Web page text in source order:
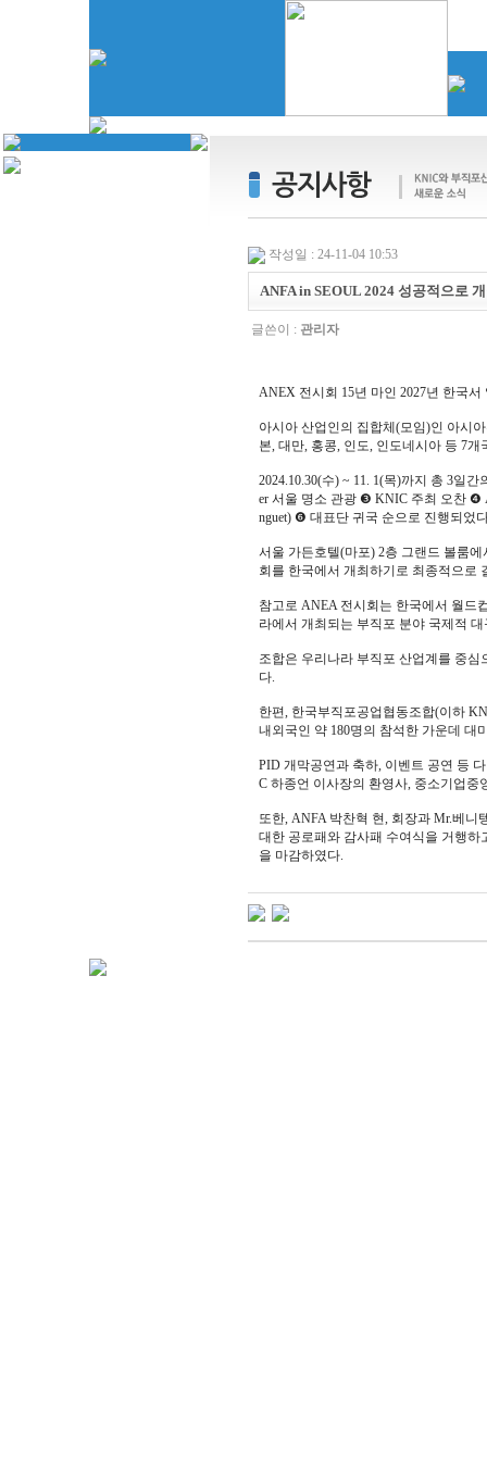
작성일 : 24-11-04 10:53
ANFA in SEOUL 2024 성공적으로
글쓴이 : 관리자
ANEX 전시회 15년 마인 2027년 한국서
아시아 산업인의 집합체(모임)인 아시
본, 대만, 홍콩, 인도, 인도네시아 등 7
2024.10.30(수) ~ 11. 1(목)까지 총 3일
er 서울 명소 관광 ❸ KNIC 주최 오찬 ❹
nguet) ❻ 대표단 귀국 순으로 진행되었
서울 가든호텔(마포) 2층 그랜드 볼룸
회를 한국에서 개최하기로 최종적으로
참고로 ANEA 전시회는 한국에서 월드
라에서 개최되는 부직포 분야 국제적
조합은 우리나라 부직포 산업계를 중심
다.
한편, 한국부직포공업협동조합(이하
내외국인 약 180명의 참석한 가운데 대
PID 개막공연과 축하, 이벤트 공연 등
C 하종언 이사장의 환영사, 중소기업
또한, ANFA 박찬혁 현, 회장과 Mr.베니
대한 공로패와 감사패 수여식을 거행
을 마감하였다.